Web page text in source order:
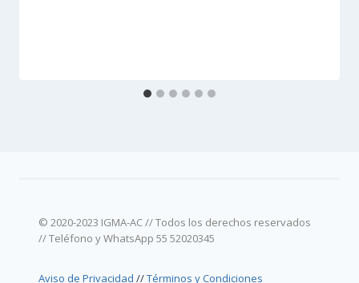
© 2020-2023 IGMA-AC // Todos los derechos reservados
// Teléfono y WhatsApp 55 52020345
Aviso de Privacidad //Términos y Condiciones